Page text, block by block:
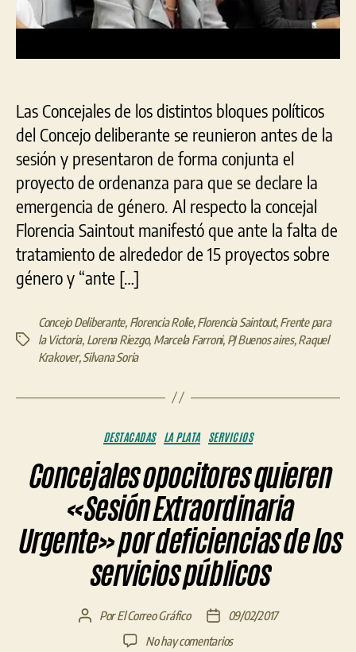
Las Concejales de los distintos bloques políticos
del Concejo deliberante se reunieron antes de la
sesión y presentaron de forma conjunta el
proyecto de ordenanza para que se declare la
emergencia de género. Al respecto la concejal
Florencia Saintout manifestó que ante la falta de
tratamiento de alrededor de 15 proyectos sobre
género y “ante […]
Etiquetas
Concejo Deliberante, Florencia Rolie,Florencia Saintout,Frente para
la Victoria, Lorena Riezgo, Marcela Farroni, PJ Buenos aires,Raquel
Krakover,Silvana Soria
Categorías
DESTACADAS LA PLATA SERVICIOS
Concejales opocitores quieren
«Sesión Extraordinaria
Urgente» por deficiencias de los
servicios públicos
AutorPorEl Correo Gráfico
Fecha
de
09/02/2017
No hay comentariosen